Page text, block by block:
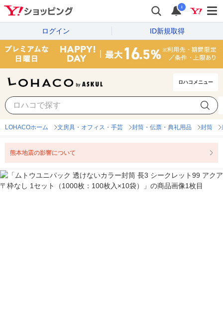
i
ログイン ID新規取得
ロハコメニュー
LOHACOホーム 文房具・オフィス・手芸 封筒・伝票・典礼用品 封筒
熊本地震の影響について